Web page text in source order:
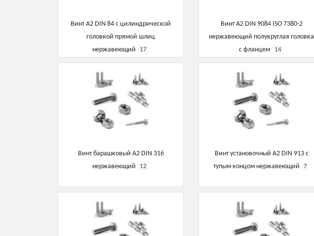
Винт А2 DIN 84 с цилиндрической
головкой прямой шлиц
нержавеющий
17
Винт А2 DIN 9084 ISO 7380-2
нержавеющий полукруглая головка
с фланцем
14
Винт барашковый А2 DIN 316
нержавеющий
12
Винт установочный А2 DIN 913 с
тупым концом нержавеющий
7